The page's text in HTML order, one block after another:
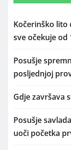
Kočerinško lito
sve očekuje od
Posušje
posljednjoj
Gdje završava
Posušje
uoči početka